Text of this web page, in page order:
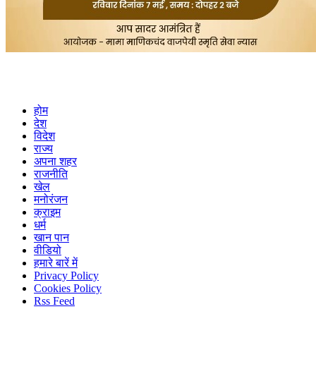
होम
देश
विदेश
राज्य
अपना शहर
राजनीति
खेल
मनोरंजन
क्राइम
धर्म
खान पान
वीडियो
हमारे बारें में
Privacy Policy
Cookies Policy
Rss Feed